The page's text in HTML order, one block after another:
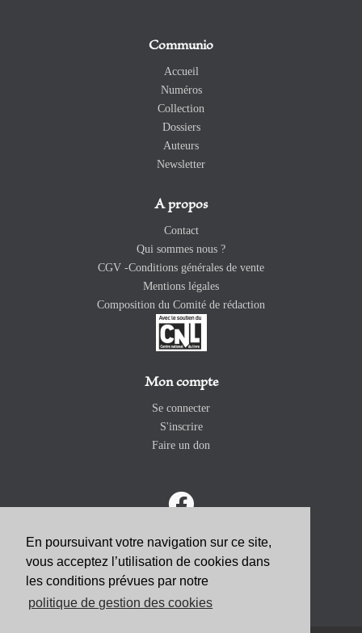
En poursuivant votre navigation sur ce site,
vous acceptez l’utilisation de cookies dans
les conditions prévues par notre
politique de gestion des cookies
Communio
Accueil
Numéros
Collection
Dossiers
Auteurs
Newsletter
A propos
Contact
Qui sommes nous ?
CGV -Conditions générales de vente
Mentions légales
Composition du Comité de rédaction
Mon compte
Se connecter
S'inscrire
Faire un don
ABONNEZ-VOUS